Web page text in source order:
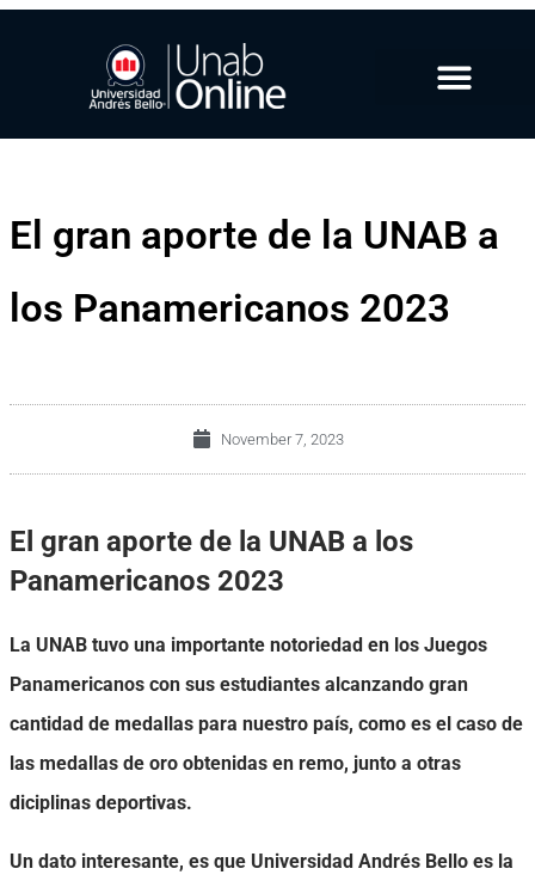
El gran aporte de la UNAB a
los Panamericanos 2023
November 7, 2023
El gran aporte de la UNAB a los
Panamericanos 2023
La UNAB tuvo una importante notoriedad en los Juegos
Panamericanos con sus estudiantes alcanzando gran
cantidad de medallas para nuestro país, como es el caso de
las medallas de oro obtenidas en remo, junto a otras
diciplinas deportivas.
Un dato interesante, es que Universidad Andrés Bello es la